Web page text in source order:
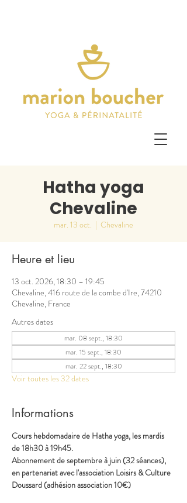
Hatha yoga
Chevaline
mar. 13 oct.
  |
Chevaline
Heure et lieu
13 oct. 2026, 18:30 – 19:45
Chevaline, 416 route de la combe d'Ire, 74210
Chevaline, France
Autres dates
mar. 08 sept., 18:30
mar. 15 sept., 18:30
mar. 22 sept., 18:30
Voir toutes les 32 dates
Informations
Cours hebdomadaire de Hatha yoga, les mardis
de 18h30 à 19h45.
Abonnement de septembre à juin (32 séances),
en partenariat avec l'association Loisirs & Culture
Doussard (adhésion association 10€)